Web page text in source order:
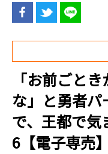
「お前ごと
な」と勇者
で、王都で気
6【電子専売】